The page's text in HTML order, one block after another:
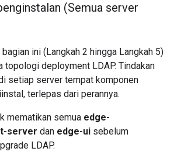
(Semua server
ini (Langkah 2 hingga Langkah 5)
topologi deployment LDAP. Tindakan
setiap server tempat komponen
terlepas dari perannya.
mematikan semua edge-
server dan edge-ui sebelum
LDAP.